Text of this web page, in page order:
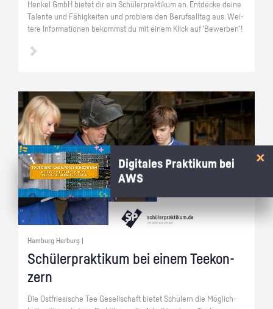
Hen­kel GmbH bie­tet dir ein Schü­ler­prak­ti­kum an. Ent­de­cke deine
Ta­len­te und Fä­hig­kei­ten und pro­bie­re den Be­rufs­all­tag aus. Wei­
te­re In­for­ma­tio­nen be­kommst du mit einem Klick auf 'Be­wer­ben'!
Hamburg Harburg |
Schü­ler­prak­ti­kum bei einem Tee­kon­
zern
Die Ost­frie­si­sche Tee Ge­sell­schaft bie­tet Schü­lern die Mög­lich­
Digitales Praktikum bei
AWS